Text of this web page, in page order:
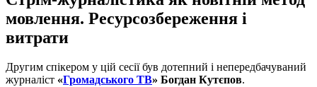
мовлення. Ресурсозбереження і
витрати
Другим спікером у цій сесії був дотепний і непередбачуваний
журналіст «Громадського ТВ» Богдан Кутєпов.